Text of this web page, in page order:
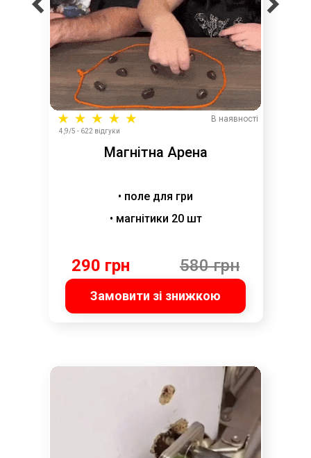
Замовити зі знижкою
290 грн 580 грн
Магнітна Арена
• поле для гри
• магнітики 20 шт
В наявності
4,9/5 - 622 відгуки